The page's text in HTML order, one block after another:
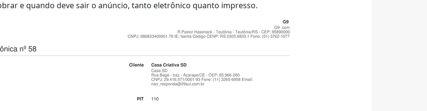
e quando deve sair o anúncio, tanto eletrônico quanto impresso.